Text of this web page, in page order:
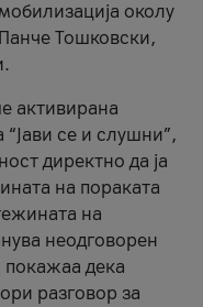
околу
Тошковски,
активирана
се и слушни”,
директно да ја
на пораката
на
неодговорен
дека
разговор за